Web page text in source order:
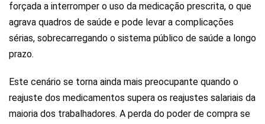
forçada a interromper o uso da medicação prescrita, o que
agrava quadros de saúde e pode levar a complicações
sérias, sobrecarregando o sistema público de saúde a longo
prazo.
Este cenário se torna ainda mais preocupante quando o
reajuste dos medicamentos supera os reajustes salariais da
maioria dos trabalhadores. A perda do poder de compra se